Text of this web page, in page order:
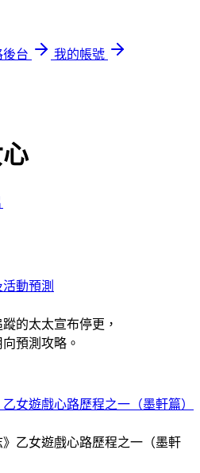
後台
我的帳號
動預測
的太太宣布停更，
預測攻略。
女遊戲心路歷程之一（墨軒篇）